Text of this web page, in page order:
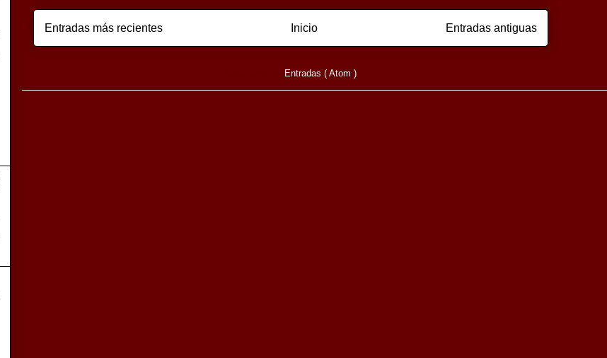
Entradas más recientes Entradas antiguas
Inicio
Entradas ( Atom )